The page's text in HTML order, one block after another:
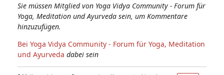
Sie müssen Mitglied von Yoga Vidya Community - Forum für
Yoga, Meditation und Ayurveda sein, um Kommentare
hinzuzufügen.
Bei Yoga Vidya Community - Forum für Yoga, Meditation
und Ayurveda dabei sein